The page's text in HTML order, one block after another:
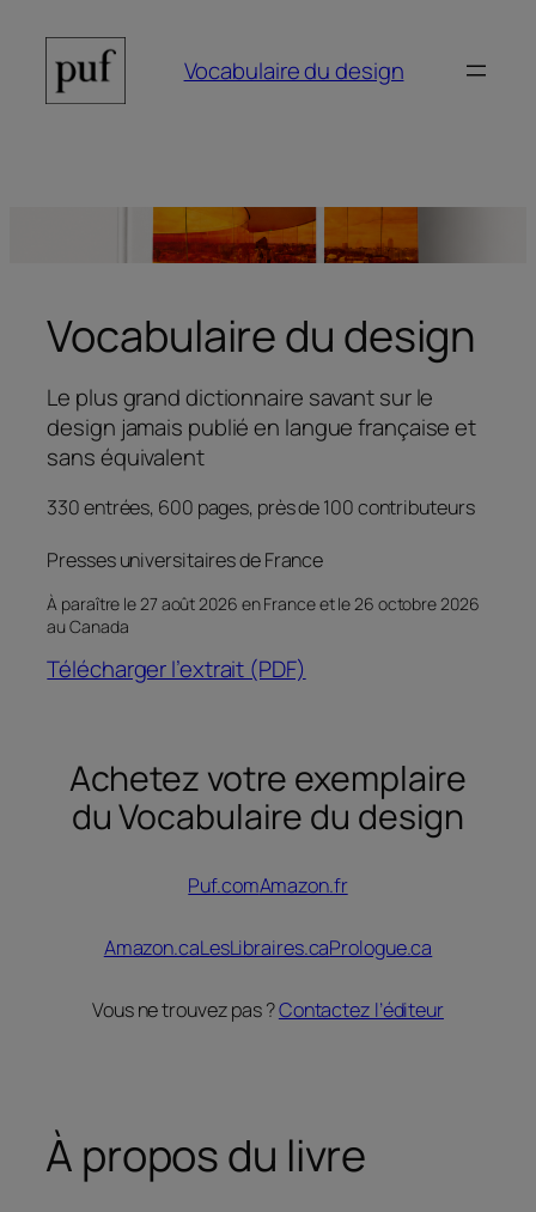
contenu
Vocabulaire du design
Vocabulaire du design
Le plus grand dictionnaire savant sur le
design jamais publié en langue française et
sans équivalent
330 entrées, 600 pages, près de 100 contributeurs
Presses universitaires de France
À paraître le 27 août 2026 en France et le 26 octobre 2026
au Canada
Télécharger l’extrait (PDF)
Achetez votre exemplaire
duVocabulaire du design
Puf.comAmazon.fr
Amazon.caLesLibraires.caPrologue.ca
Vous ne trouvez pas ?Contactez l’éditeur
À propos du livre